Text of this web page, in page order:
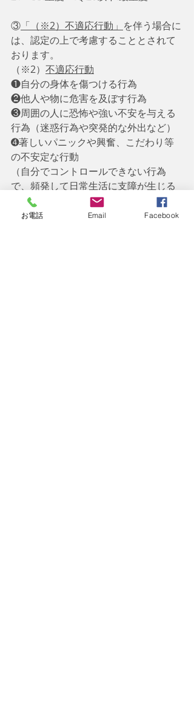
③ 「（※2）不適応行動」 を伴う場合に
は、認定の上で考慮することとされて
おります。
（※2） 不適応行動
❶自分の身体を傷つける行為
❷他人や物に危害を及ぼす行為
❸周囲の人に恐怖や強い不安を与える
行為（迷惑行為や突発的な外出など）
➍著しいパニックや興奮、こだわり等
の不安定な行動
（自分でコントロールできない行為
で、頻発して日常生活に支障が生じる
もの）
お電話 Email Facebook